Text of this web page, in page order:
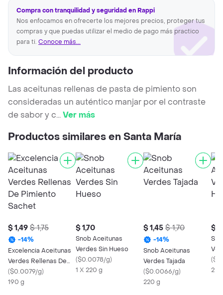
Compra con tranquilidad y seguridad en Rappi
Nos enfocamos en ofrecerte los mejores precios, proteger tus
compras y que puedas utilizar el medio de pago más practico
para ti. Conoce más...
Información del producto
Las aceitunas rellenas de pasta de pimiento son
consideradas un auténtico manjar por el contraste
de sabor y c...Ver más
Productos similares en Santa María
$ 1,49 $ 1,75
-14%
Excelencia Aceitunas
Verdes Rellenas De
Pimiento Sachet
($0.0079/g)
190 g
$ 1,70
Snob Aceitunas
Verdes Sin Hueso
($0.0078/g)
1 X 220 g
$ 1,45 $ 1,70
-14%
Snob Aceitunas
Verdes Tajada
($0.0066/g)
220 g
$
(